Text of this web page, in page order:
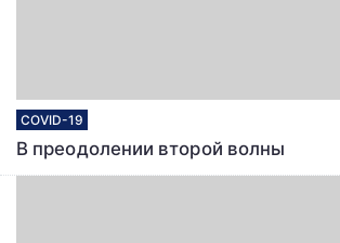
COVID-19
В преодолении второй волны